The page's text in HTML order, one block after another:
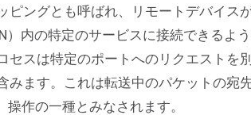
ピングとも呼ばれ、リモートデバイス
内の特定のサービスに接続できるよ
スは特定のポートへのリクエストを
みます。これは転送中のパケットの宛
操作の一種とみなされます。